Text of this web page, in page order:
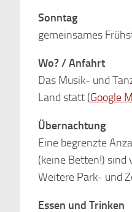
Sonntag
gemeinsames
Wo? / Anfahrt
Das Musik- und
Land statt (Google
Übernachtung
Eine begrenzte
(keine Betten!) sind
Weitere Park- und
Essen und Trinken